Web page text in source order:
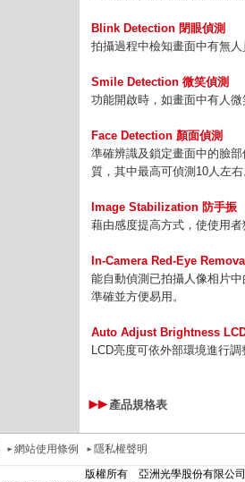
Blink Detection 閉眼偵測
拍攝過程中檢知畫面中有無
Smile Detection 微笑偵測
功能開啟時，如畫面中有人
Face Detection 顏面偵測
準確辨識及鎖定畫面中的臉
質，其中最高可偵測10人左
Image Stabilization 防手振
藉由感度提高方式，使使用
In-Camera Red-Eye
能自動偵測已拍攝人像相片
準確並方便易用。
Auto Adjust Brightness
LCD亮度可依外部環境進行調
產品規格表
網站使用條例
隱私權聲明
版權所有 亞洲光學股份有限公